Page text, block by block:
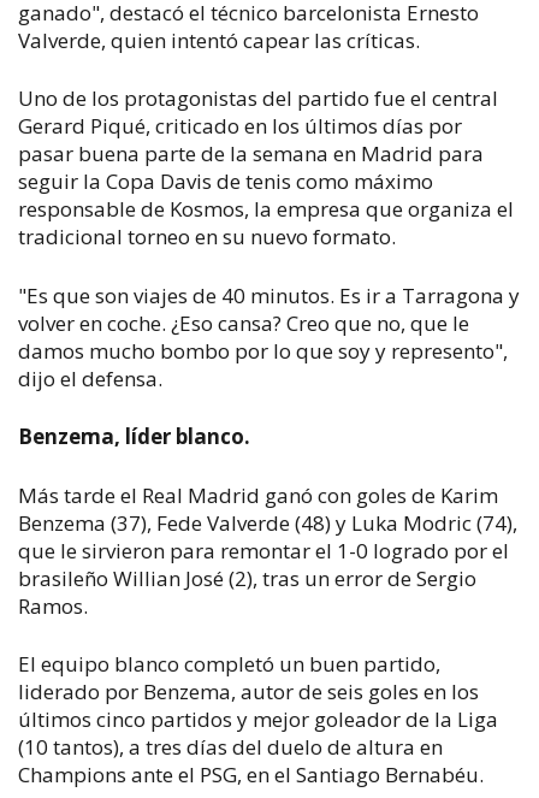
ganado", destacó el técnico barcelonista Ernesto
Valverde, quien intentó capear las críticas.
Uno de los protagonistas del partido fue el central
Gerard Piqué, criticado en los últimos días por
pasar buena parte de la semana en Madrid para
seguir la Copa Davis de tenis como máximo
responsable de Kosmos, la empresa que organiza el
tradicional torneo en su nuevo formato.
"Es que son viajes de 40 minutos. Es ir a Tarragona y
volver en coche. ¿Eso cansa? Creo que no, que le
damos mucho bombo por lo que soy y represento",
dijo el defensa.
Benzema, líder blanco.
Más tarde el Real Madrid ganó con goles de Karim
Benzema (37), Fede Valverde (48) y Luka Modric (74),
que le sirvieron para remontar el 1-0 logrado por el
brasileño Willian José (2), tras un error de Sergio
Ramos.
El equipo blanco completó un buen partido,
liderado por Benzema, autor de seis goles en los
últimos cinco partidos y mejor goleador de la Liga
(10 tantos), a tres días del duelo de altura en
Champions ante el PSG, en el Santiago Bernabéu.